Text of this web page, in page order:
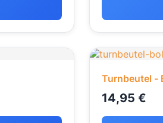
Turnbeutel -
14,95 €